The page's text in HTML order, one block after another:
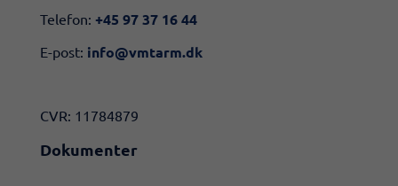
Telefon: +45 97 37 16 44
E-post: info@vmtarm.dk
CVR: 11784879
Dokumenter